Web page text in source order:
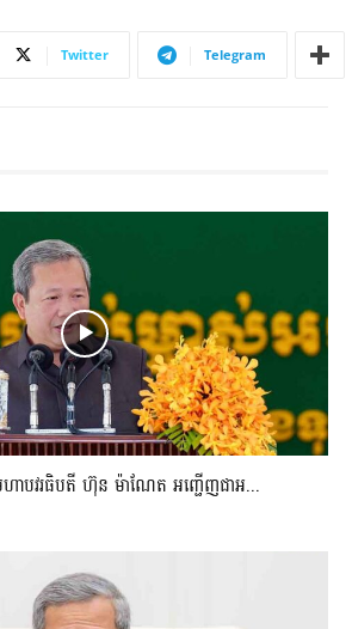
Twitter Telegram
ាបវរធិបតី ហ៊ុន ម៉ាណែត អញ្ជើញជាអ...